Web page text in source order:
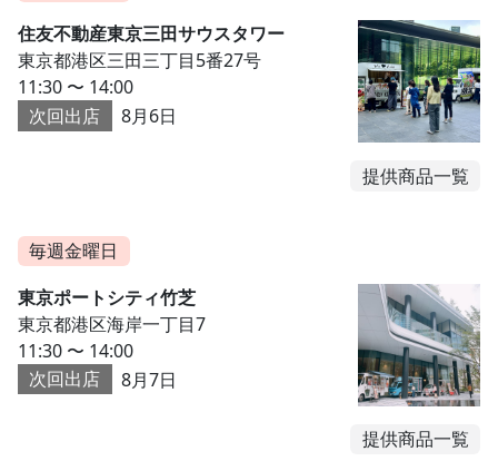
住友不動産東京三田サウスタワー
東京都港区三田三丁目5番27号
11:30 〜 14:00
次回出店
8月6日
提供商品一覧
毎週金曜日
東京ポートシティ竹芝
東京都港区海岸一丁目7
11:30 〜 14:00
次回出店
8月7日
提供商品一覧